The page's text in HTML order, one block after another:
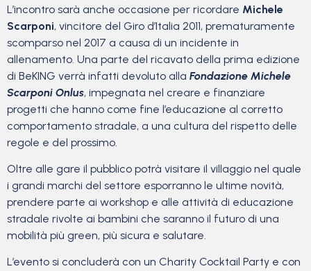
L’incontro sarà anche occasione per ricordare Michele
Scarponi, vincitore del Giro d’Italia 2011, prematuramente
scomparso nel 2017 a causa di un incidente in
allenamento. Una parte del ricavato della prima edizione
di BeKING verrà infatti devoluto alla Fondazione Michele
Scarponi Onlus, impegnata nel creare e finanziare
progetti che hanno come fine l’educazione al corretto
comportamento stradale, a una cultura del rispetto delle
regole e del prossimo.
Oltre alle gare il pubblico potrà visitare il villaggio nel quale
i grandi marchi del settore esporranno le ultime novità,
prendere parte ai workshop e alle attività di educazione
stradale rivolte ai bambini che saranno il futuro di una
mobilità più green, più sicura e salutare.
L’evento si concluderà con un Charity Cocktail Party e con